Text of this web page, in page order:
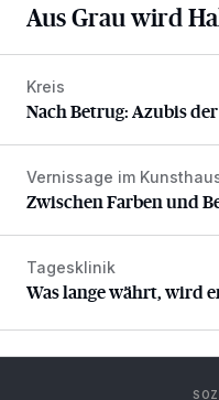
Aus Grau wird
Nach Betrug: Azubis
Kreis
Nach Betrug: Azubis
Zwischen Farben und
Vernissage im
Zwischen Farben und
Was lange währt, wird
Tagesklinik
Was lange währt, wird